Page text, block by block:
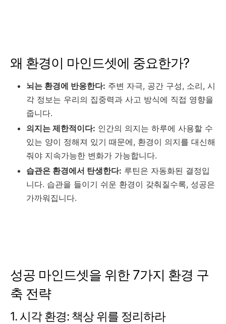
왜 환경이 마인드셋에 중요한가?
뇌는 환경에 반응한다: 주변 자극, 공간 구성, 소리, 시
각 정보는 우리의 집중력과 사고 방식에 직접 영향을
줍니다.
의지는 제한적이다: 인간의 의지는 하루에 사용할 수
있는 양이 정해져 있기 때문에, 환경이 의지를 대신해
줘야 지속가능한 변화가 가능합니다.
습관은 환경에서 탄생한다: 루틴은 자동화된 결정입
니다. 습관을 들이기 쉬운 환경이 갖춰질수록, 성공은
가까워집니다.
성공 마인드셋을 위한 7가지 환경 구
축 전략
1. 시각 환경: 책상 위를 정리하라